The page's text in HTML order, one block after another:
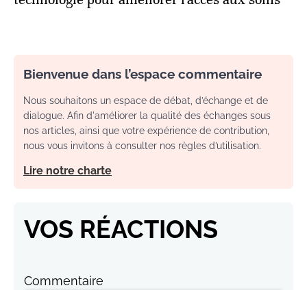
Bienvenue dans l’espace commentaire
Nous souhaitons un espace de débat, d’échange et de
dialogue. Afin d'améliorer la qualité des échanges sous
nos articles, ainsi que votre expérience de contribution,
nous vous invitons à consulter nos règles d’utilisation.
Lire notre charte
VOS RÉACTIONS
Commentaire